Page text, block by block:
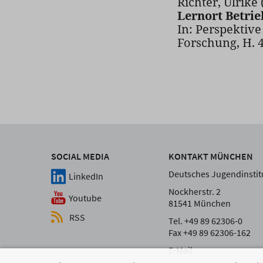
Lernort
In:
Forschung, H.
SOCIAL MEDIA
LinkedIn
Youtube
RSS
KONTAKT MÜNCHEN
Deutsches
Nockherstr. 2
81541 München
Tel. +49 89 62306-0
Fax +49 89 62306-162
E-Mail